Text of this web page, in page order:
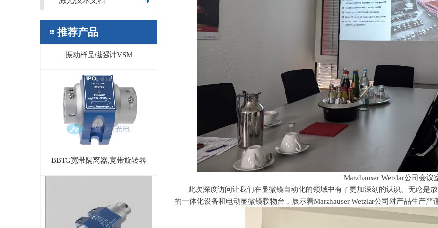
推荐产品
振动样品磁强计VSM
BBTG宽带隔离器,宽带旋转器
Marzhauser Wetzlar公司会议
此次深度访问让我们在显微镜自动化的领域中有了更加深刻的认识。无论是
的一体化设备和电动显微镜载物台，展示着Marzhauser Wetzlar公司对产品生产